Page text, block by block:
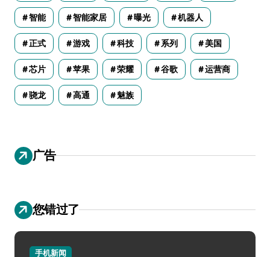
智能 智能家居 曝光 机器人
正式 游戏 科技 系列 美国
芯片 苹果 荣耀 谷歌 运营商
骁龙 高通 魅族
广告
您错过了
手机新闻